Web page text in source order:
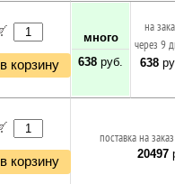
в корзину
много
638 руб.
на
через 9
638
в корзину
поставка на
20497